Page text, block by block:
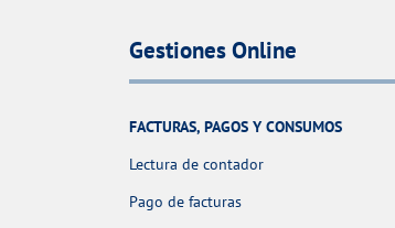
Gestiones Online
FACTURAS, PAGOS Y CONSUMOS
Lectura de contador
Pago de facturas